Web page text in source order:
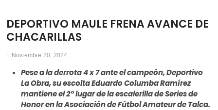
e
ú
DEPORTIVO MAULE FRENA AVANCE DE
CHACARILLAS
Noviembre 20, 2024
Pese a la derrota 4 x 7 ante el campeón, Deportivo
La Obra, su escolta Eduardo Columba Ramírez
mantiene el 2° lugar de la escalerilla de Series de
Honor en la Asociación de Fútbol Amateur de Talca.